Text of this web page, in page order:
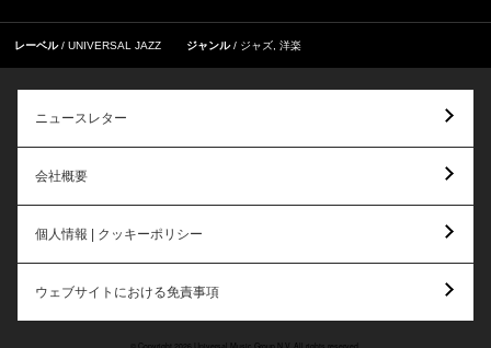
レーベル UNIVERSAL JAZZ ジャンル ジャズ 洋楽
ニュースレター
会社概要
個人情報 | クッキーポリシー
ウェブサイトにおける免責事項
© Copyright 2026 Universal Music Group N.V. All rights reserved.